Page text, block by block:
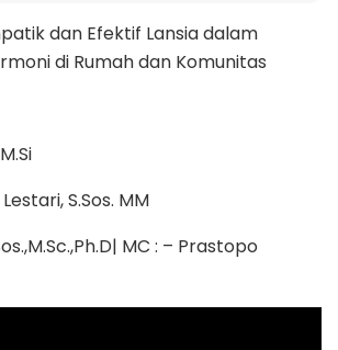
dan Efektif Lansia dalam
di Rumah dan Komunitas
S.Sos. MM
MC : – Prastopo